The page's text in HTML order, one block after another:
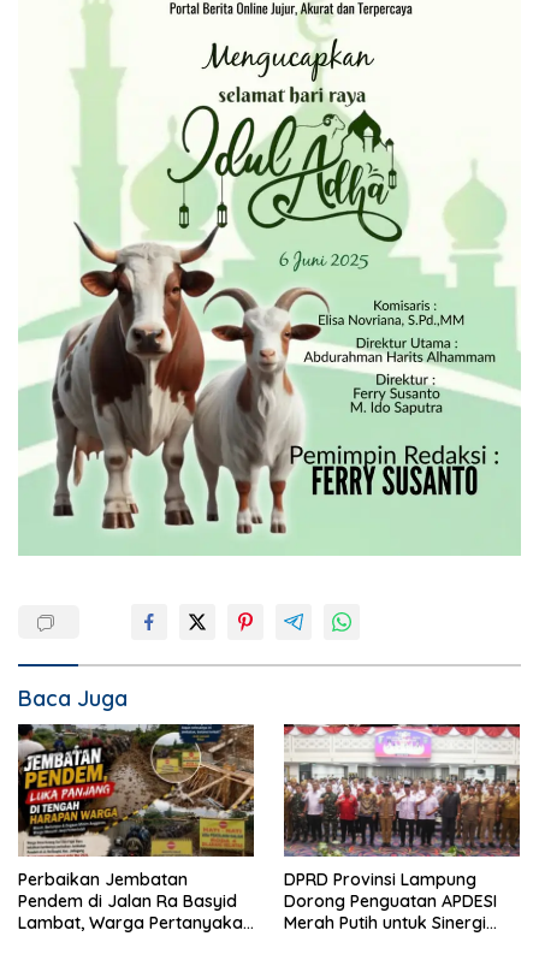
Baca Juga
Perbaikan Jembatan
Pendem di Jalan Ra Basyid
Lambat, Warga Pertanyakan
DPRD Provinsi Lampung
Dorong Penguatan APDESI
Merah Putih untuk Sinergi